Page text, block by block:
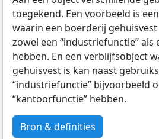
toegekend. Een voorbeeld is
waarin een boerderij
zowel een “industriefunctie” als
hebben. En een verblijfsobject
gehuisvest is kan naast
“industriefunctie” bijvoorbeeld
“kantoorfunctie” hebben.
Bron & definities